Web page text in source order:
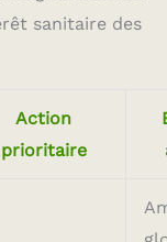
sanitaire des
Action
prioritaire